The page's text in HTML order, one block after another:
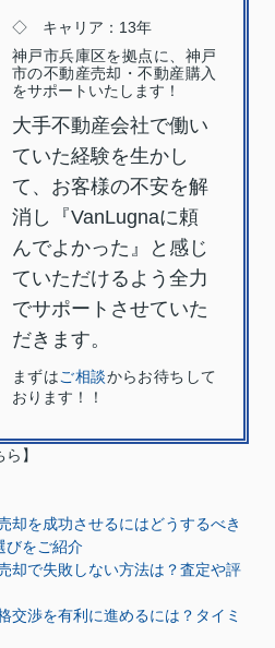
◇ キャリア：13年
神戸市兵庫区を拠点に、神戸
市の不動産売却・不動産購入
をサポートいたします！
大手不動産会社で働い
ていた経験を生かし
て、お客様の不安を解
消し『VanLugnaに頼
んでよかった』と感じ
ていただけるよう全力
でサポートさせていた
だきます。
まずはご相談からお待ちして
おります！！
】
却を成功させるにはどうするべき
びをご紹介
却で失敗しない方法は？査定や評
交渉を有利に進めるには？タイミ